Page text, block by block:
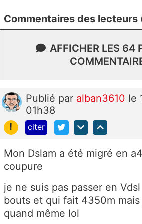
Commentaires des lecteurs
AFFICHER LES 64
Publié par alban3610 le
01h38
!
citer
Mon Dslam a été migré en
coupure
je ne suis pas passer en
bouts et qui fait 4350m
quand même lol